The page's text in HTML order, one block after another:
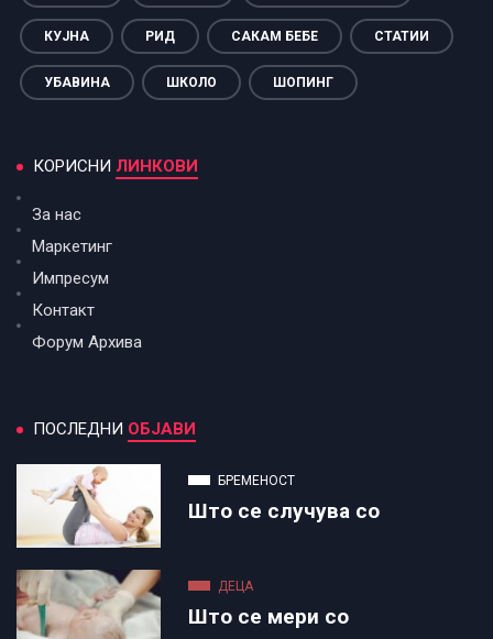
КУЈНА РИД САКАМ БЕБЕ СТАТИИ
УБАВИНА ШКОЛО ШОПИНГ
КОРИСНИ ЛИНКОВИ
За нас
Маркетинг
Импресум
Контакт
Форум Архива
ПОСЛЕДНИ ОБЈАВИ
БРЕМЕНОСТ
Што се случува со
ДЕЦА
Што се мери со